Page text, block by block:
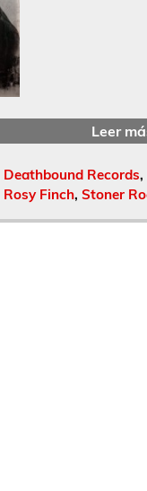
Leer
Deathbound Records,
Rosy Finch, Stoner